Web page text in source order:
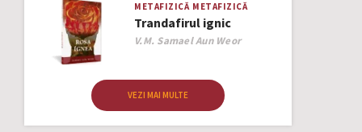
METAFIZICĂ METAFIZICĂ
Trandafirul ignic
Author
V.M. Samael Aun Weor
VEZI MAI MULTE